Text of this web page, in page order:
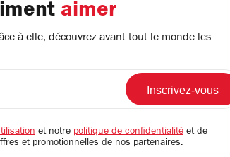
aimer
à elle, découvrez avant tout le monde les
et notre politique de confidentialité et de
et promotionnelles de nos partenaires.